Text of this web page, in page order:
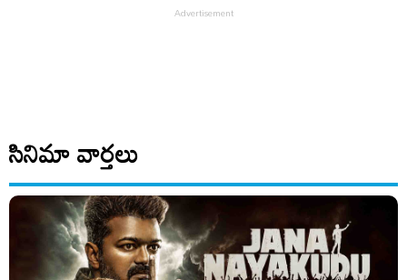
సినిమా వార్తలు